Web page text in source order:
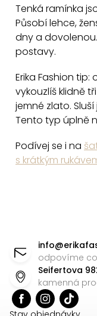
Tenká ramínka
Působí lehce,
dny a
postavy.
Erika Fashion
vykouzlíš klidně
jemné zlato.
Tento typ úplně
Podívej se i na
s krátkým
info@
odpovíme
Seifertova
kamenná